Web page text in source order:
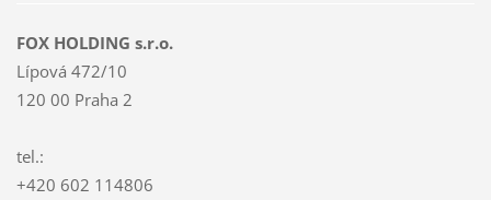
FOX HOLDING s.r.o.
Lípová 472/10
120 00 Praha 2
tel.:
+420 602 114806